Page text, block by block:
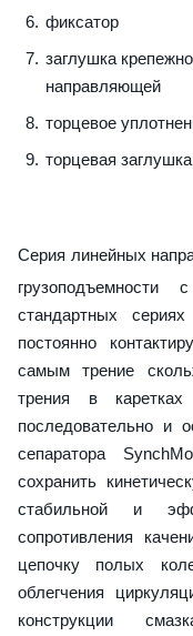
фиксатор
заглушка
направляющей
торцевое
торцевая заглушка
Серия линейных
грузоподъемности
стандартных
постоянно
самым трение
трения в
последовательно и
сепаратора
сохранить
стабильной и
сопротивления
цепочку полых
облегчения
конструкции